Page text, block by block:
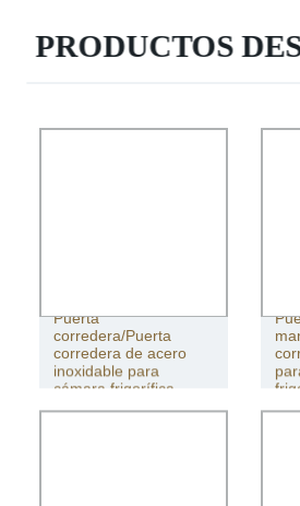
PRODUCTOS
Puerta
corredera/Puerta
corredera de acero
inoxidable para
cámara frigorífica.